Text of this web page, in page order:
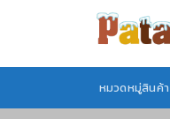
หมวดหมู่สินค้า